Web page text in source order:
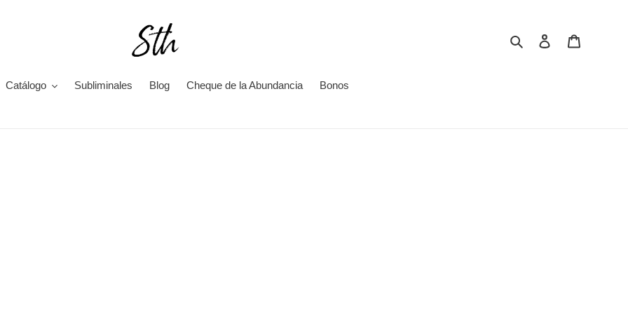
Buscar Ingresar
Catálogo Subliminales Blog Cheque de la Abundancia Bonos